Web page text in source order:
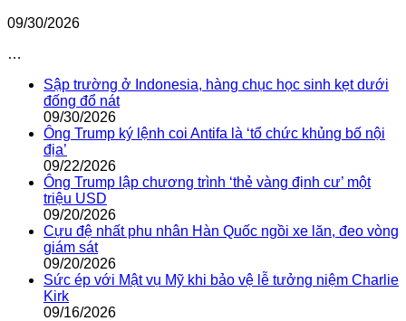
09/30/2026
…
Sập trường ở Indonesia, hàng chục học sinh kẹt dưới
đống đổ nát
09/30/2026
Ông Trump ký lệnh coi Antifa là ‘tổ chức khủng bố nội
địa’
09/22/2026
Ông Trump lập chương trình ‘thẻ vàng định cư’ một
triệu USD
09/20/2026
Cựu đệ nhất phu nhân Hàn Quốc ngồi xe lăn, đeo vòng
giám sát
09/20/2026
Sức ép với Mật vụ Mỹ khi bảo vệ lễ tưởng niệm Charlie
Kirk
09/16/2026